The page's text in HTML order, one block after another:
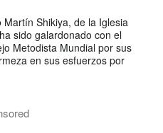
Martín Shikiya, de la Iglesia
sido galardonado con el
Metodista Mundial por sus
en sus esfuerzos por